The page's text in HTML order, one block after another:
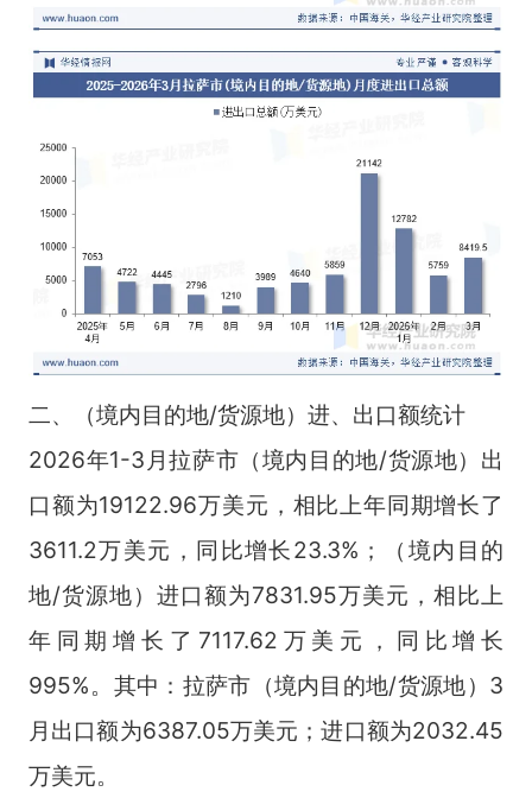
二、（境内目的地/货源地）进、出口额统计
2026年1-3月拉萨市（境内目的地/货源地）出
口额为19122.96万美元，相比上年同期增长了
3611.2万美元，同比增长23.3%；（境内目的
地/货源地）进口额为7831.95万美元，相比上
年同期增长了7117.62万美元，同比增长
995%。其中：拉萨市（境内目的地/货源地）3
月出口额为6387.05万美元；进口额为2032.45
万美元。